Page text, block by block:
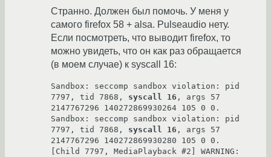
Странно. Должен был помочь. У меня у
самого firefox 58 + alsa. Pulseaudio нету.
Если посмотреть, что выводит firefox, то
можно увидеть, что он как раз обращается
(в моем случае) к syscall 16:
Sandbox: seccomp sandbox violation: pid
7797, tid 7868, syscall 16 , args 57
2147767296 140272869930264 105 0 0.
Sandbox: seccomp sandbox violation: pid
7797, tid 7868, syscall 16 , args 57
2147767296 140272869930280 105 0 0.
[Child 7797, MediaPlayback #2] WARNING: